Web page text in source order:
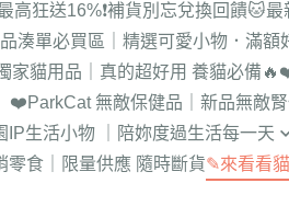
糧 送超綿肉泥罐24罐(價值
限時近半價】木薯砂一箱折
新品限量送活動】 買2公斤
高狂送16%❗補貨別忘兌換回饋🐱最
湊單必買區｜精選可愛小物．滿額
家貓用品｜真的超好用 養貓必備🔥
❤️ParkCat 無敵保健品｜新品無敵腎
IP生活小物 ｜陪妳度過生活每一天
【IP聯名商品】美保貓貓
零食｜限量供應 隨時斷貨✎來看看